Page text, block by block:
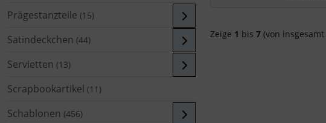
Prägestanzteile (15)
Satindeckchen (44)
Servietten (13)
Scrapbookartikel (11)
Schablonen (456)
Zeige 1 bis 7 (von insgesamt